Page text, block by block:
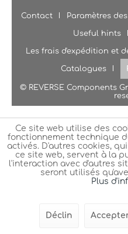
Contact Paramètres
Useful hints
Les frais d'expédition et
Catalogues
© REVERSE Components
Ce site web utilise des
fonctionnement technique
activés. D'autres cookies,
ce site web, servent à la
l'interaction avec d'autres
seront utilisés
Plus
Déclin